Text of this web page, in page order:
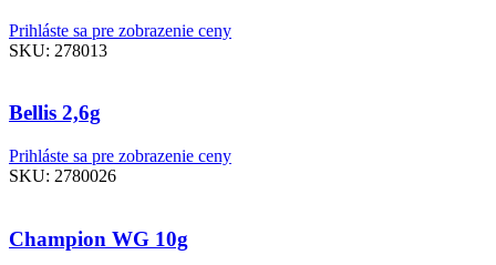
Prihláste sa pre zobrazenie ceny
SKU: 278013
Bellis 2,6g
Prihláste sa pre zobrazenie ceny
SKU: 2780026
Champion WG 10g